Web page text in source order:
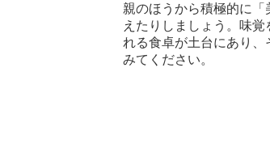
親のほうから積極的に
えたりしましょう。味
れる食卓が土台にあり
みてください。